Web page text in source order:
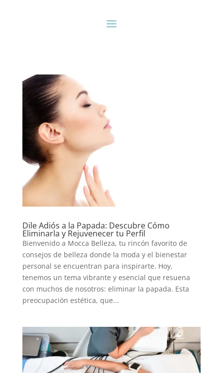
Dile Adiós a la Papada: Descubre Cómo
Eliminarla y Rejuvenecer tu Perfil
Bienvenido a Mocca Belleza, tu rincón favorito de
consejos de belleza donde la moda y el bienestar
personal se encuentran para inspirarte. Hoy,
tenemos un tema vibrante y esencial que resuena
con muchos de nosotros: eliminar la papada. Esta
preocupación estética, que...